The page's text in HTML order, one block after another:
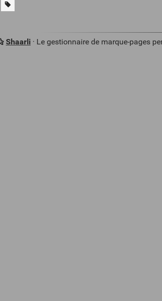
Shaarli· Le gestionnaire de marque-pages